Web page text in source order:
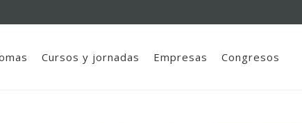
Cursos y jornadas Empresas Congresos